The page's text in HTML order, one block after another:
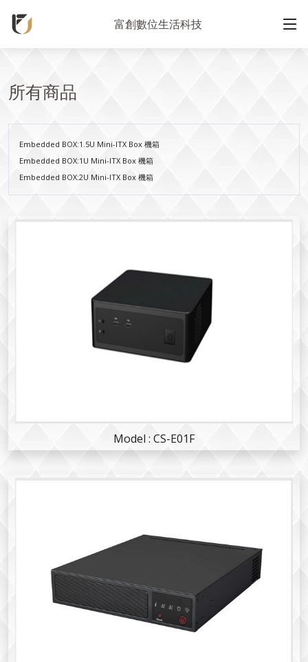
富創數位生活科技
所有商品
Embedded BOX:1.5U Mini-ITX Box 機箱
Embedded BOX:1U Mini-ITX Box 機箱
Embedded BOX:2U Mini-ITX Box 機箱
Model : CS-E01F